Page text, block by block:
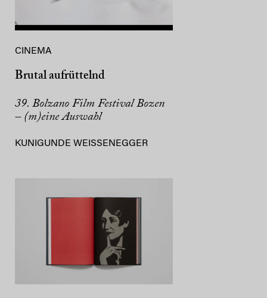
CINEMA
Brutal aufrüttelnd
39. Bolzano Film Festival Bozen
– (m)eine Auswahl
KUNIGUNDE WEISSENEGGER